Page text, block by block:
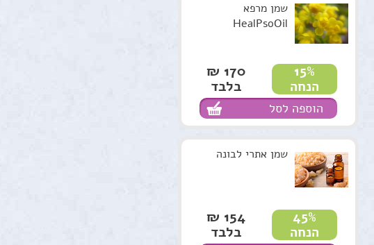
שמן מרפא
HealPsoOil
15%
הנחה
170 ₪
בלבד
הוספה לסל
שמן אתרי לבונה
45%
הנחה
154 ₪
בלבד